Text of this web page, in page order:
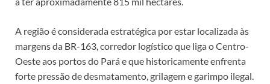
A região é considerada estratégica por estar localizada às
margens da BR-163, corredor logístico que liga o Centro-
Oeste aos portos do Pará e que historicamente enfrenta
forte pressão de desmatamento, grilagem e garimpo ilegal.